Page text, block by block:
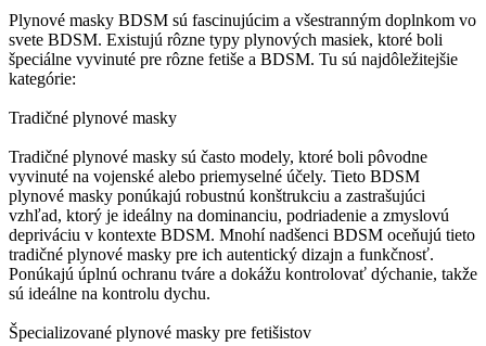
Plynové masky BDSM sú fascinujúcim a všestranným doplnkom vo
svete BDSM. Existujú rôzne typy plynových masiek, ktoré boli
špeciálne vyvinuté pre rôzne fetiše a BDSM. Tu sú najdôležitejšie
kategórie:
Tradičné plynové masky
Tradičné plynové masky sú často modely, ktoré boli pôvodne
vyvinuté na vojenské alebo priemyselné účely. Tieto BDSM
plynové masky ponúkajú robustnú konštrukciu a zastrašujúci
vzhľad, ktorý je ideálny na dominanciu, podriadenie a zmyslovú
depriváciu v kontexte BDSM. Mnohí nadšenci BDSM oceňujú tieto
tradičné plynové masky pre ich autentický dizajn a funkčnosť.
Ponúkajú úplnú ochranu tváre a dokážu kontrolovať dýchanie, takže
sú ideálne na kontrolu dychu.
Špecializované plynové masky pre fetišistov